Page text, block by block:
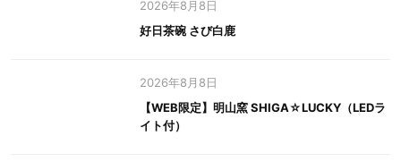
2026年8月8日
好日茶碗 さび白鹿
2026年8月8日
【WEB限定】明山窯 SHIGA☆LUCKY（LEDラ
イト付）